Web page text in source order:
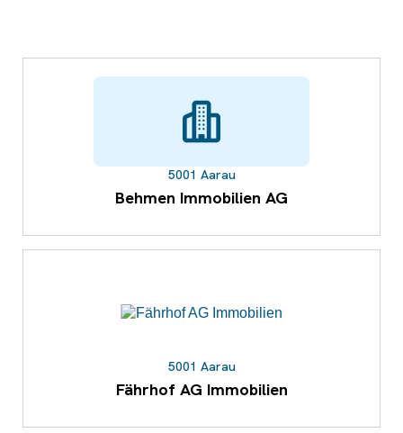
5001 Aarau
Behmen Immobilien AG
5001 Aarau
Fährhof AG Immobilien